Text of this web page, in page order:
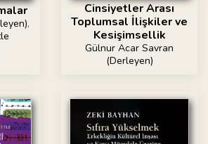
,
Cinsiyetler Arası
Toplumsal İlişkiler ve
Kesişimsellik
Gülnur Acar Savran
(Derleyen)